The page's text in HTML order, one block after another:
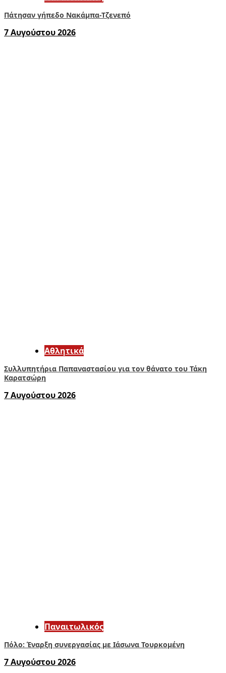
Πάτησαν γήπεδο Νακάμπα-Τζενεπό
7 Αυγούστου 2026
Αθλητικά
Συλλυπητήρια Παπαναστασίου για τον θάνατο του Τάκη
Καρατσώρη
7 Αυγούστου 2026
Παναιτωλικός
Πόλο: Έναρξη συνεργασίας με Ιάσωνα Τουρκομένη
7 Αυγούστου 2026